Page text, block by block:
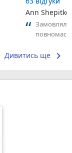
Ann Shepitko
Дивитись ще keyboard_arrow_right